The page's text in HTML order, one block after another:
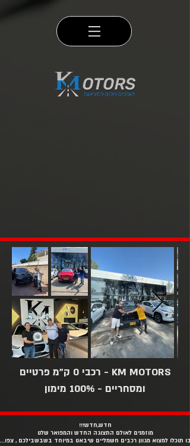
KM MOTORS - רכבי 0 ק"מ פרטיים
ומסחריים - 100% מימון
חדש,חדש!!!
מוזמנים לאולם התצוגה החדש והמפואר שלנו
בו תוכלו למצוא מגוון רכבים חשמליים שיבאנו במיוחד בשבשבילכם ,